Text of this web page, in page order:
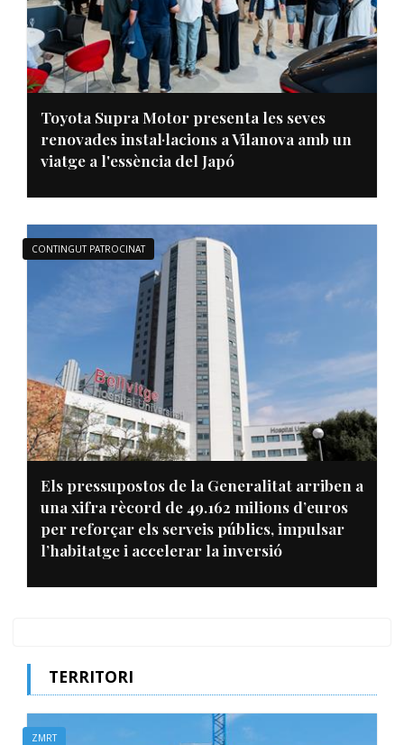
Toyota Supra Motor presenta les seves
renovades instal·lacions a Vilanova amb un
viatge a l'essència del Japó
CONTINGUT PATROCINAT
Els pressupostos de la Generalitat arriben a
una xifra rècord de 49.162 milions d’euros
per reforçar els serveis públics, impulsar
l’habitatge i accelerar la inversió
TERRITORI
ZMRT